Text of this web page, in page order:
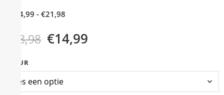
14,99 - €21,98
18,98 €14,99
KLEUR